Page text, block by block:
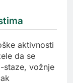
aktivnosti
da se
staze, vožnje